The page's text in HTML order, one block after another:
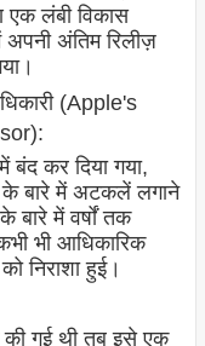
एक लंबी विकास
अंतिम रिलीज़
(Apple's
कर दिया गया,
के बारे में अटकलें लगाने
में वर्षों तक
भी आधिकारिक
निराशा हुई।
गई थी तब इसे एक